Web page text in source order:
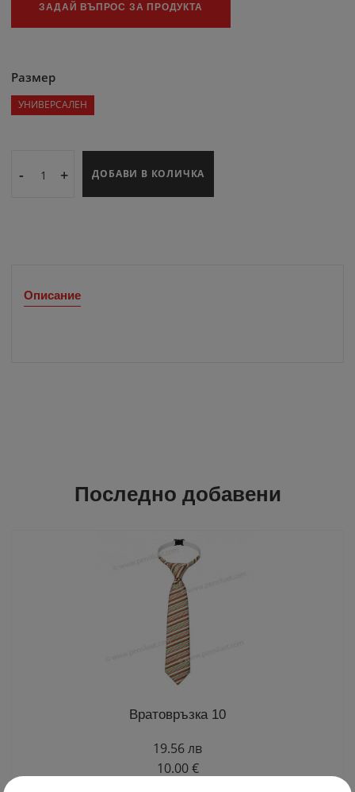
ЗАДАЙ ВЪПРОС ЗА ПРОДУКТА
Размер
УНИВЕРСАЛЕН
- + ДОБАВИ В КОЛИЧКА
Описание
Последно добавени
Вратовръзка 10
19.56 лв
10.00 €